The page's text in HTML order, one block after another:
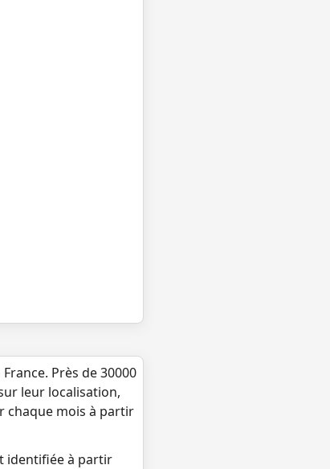
Près de 30000
leur localisation,
chaque mois à partir
identifiée à partir